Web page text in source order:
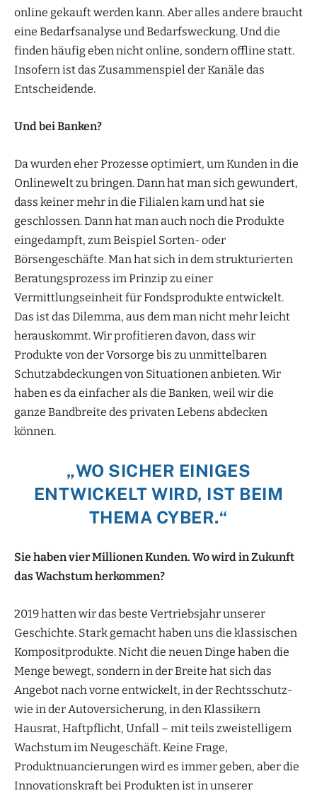
online gekauft werden kann. Aber alles andere braucht
eine Bedarfsanalyse und Bedarfsweckung. Und die
finden häufig eben nicht online, sondern offline statt.
Insofern ist das Zusammenspiel der Kanäle das
Entscheidende.
Und bei Banken?
Da wurden eher Prozesse optimiert, um Kunden in die
Onlinewelt zu bringen. Dann hat man sich gewundert,
dass keiner mehr in die Filialen kam und hat sie
geschlossen. Dann hat man auch noch die Produkte
eingedampft, zum Beispiel Sorten- oder
Börsengeschäfte. Man hat sich in dem strukturierten
Beratungsprozess im Prinzip zu einer
Vermittlungseinheit für Fondsprodukte entwickelt.
Das ist das Dilemma, aus dem man nicht mehr leicht
herauskommt. Wir profitieren davon, dass wir
Produkte von der Vorsorge bis zu unmittelbaren
Schutzabdeckungen von Situa­tionen anbieten. Wir
haben es da einfacher als die Banken, weil wir die
ganze Bandbreite des privaten Lebens abdecken
können.
„WO SICHER EINIGES
ENTWICKELT WIRD, IST BEIM
THEMA CYBER.“
Sie haben vier Millionen Kunden. Wo wird in Zukunft
das Wachstum herkommen?
2019 hatten wir das beste Vertriebsjahr unserer
Geschichte. Stark gemacht haben uns die klassischen
Kompositprodukte. Nicht die neuen Dinge haben die
Menge bewegt, sondern in der Breite hat sich das
Angebot nach vorne entwickelt, in der Rechtsschutz-
wie in der Autoversicherung, in den Klassikern
Hausrat, Haftpflicht, Unfall – mit teils zweistelligem
Wachstum im Neugeschäft. Keine Frage,
Produktnuancierungen wird es immer geben, aber die
Innovationskraft bei Produkten ist in unserer